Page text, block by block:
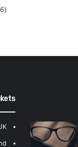
(206)